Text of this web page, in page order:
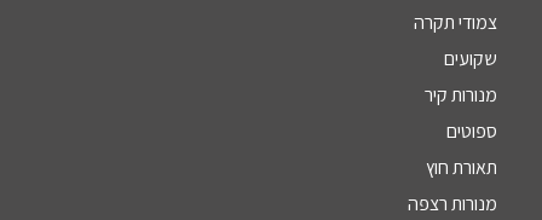
צמודי תקרה
שקועים
מנורות קיר
ספוטים
תאורת חוץ
מנורות רצפה